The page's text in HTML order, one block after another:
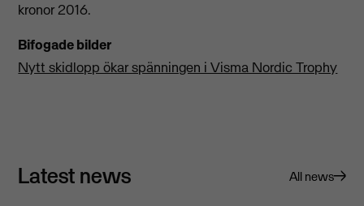
kronor 2016.
Bifogade bilder
Nytt skidlopp ökar spänningen i Visma Nordic Trophy
Latest news All news